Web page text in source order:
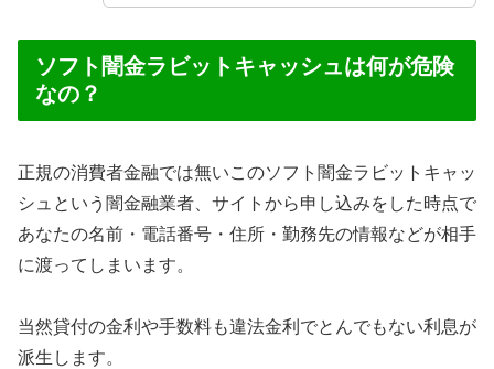
ソフト闇金ラビットキャッシュは何が危険
なの？
正規の消費者金融では無いこのソフト闇金ラビットキャッ
シュという闇金融業者、サイトから申し込みをした時点で
あなたの名前・電話番号・住所・勤務先の情報などが相手
に渡ってしまいます。
当然貸付の金利や手数料も違法金利でとんでもない利息が
派生します。